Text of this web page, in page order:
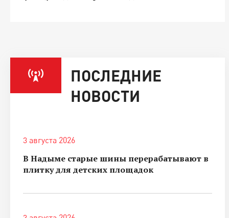
ПОСЛЕДНИЕ
НОВОСТИ
3 августа 2026
В Надыме старые шины перерабатывают в
плитку для детских площадок